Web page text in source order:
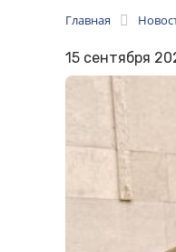
Главная
15 сентября